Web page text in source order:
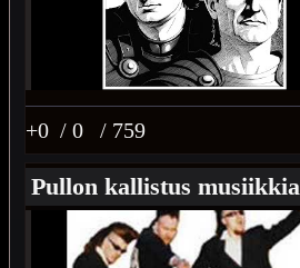
+0 / 0 / 759
Pullon kallistus musiikkia